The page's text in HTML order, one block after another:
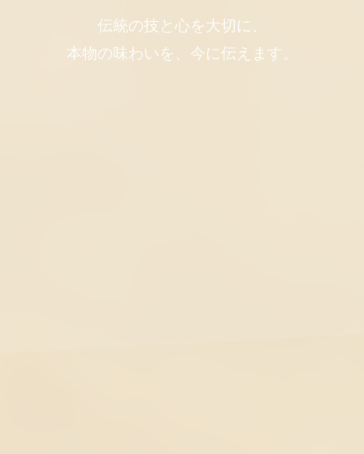
伝統の技と心を大切に、
本物の味わいを、今に伝えます。